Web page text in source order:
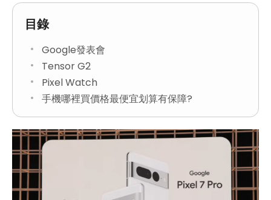
目錄
Google發表會
Tensor G2
Pixel Watch
手機哪裡買價格最便宜划算有保障?